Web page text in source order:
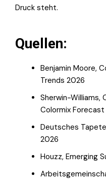
Druck steht.
Quellen:
Benjamin Moore,
Trends 2026
Sherwin-Williams,
Colormix
Deutsches
2026
Houzz, Emerging